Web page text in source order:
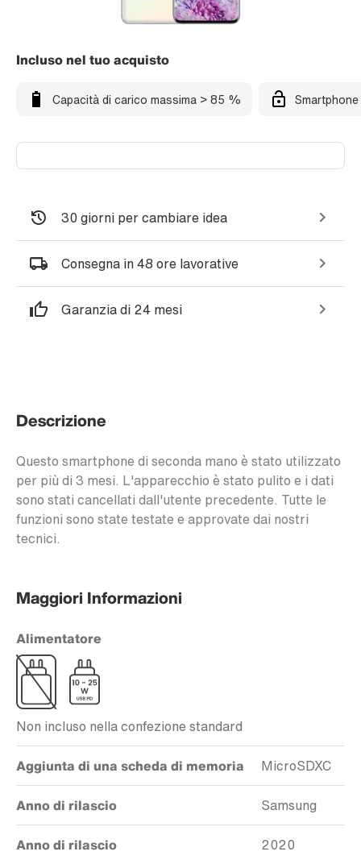
Incluso nel tuo acquisto
Capacità di carico massima > 85 %
30 giorni per cambiare idea
Consegna in 48 ore lavorative
Garanzia di 24 mesi
Descrizione
Questo smartphone di seconda mano è stato utilizzato
per più di 3 mesi. L'apparecchio è stato pulito e i dati
sono stati cancellati dall'utente precedente. Tutte le
funzioni sono state testate e approvate dai nostri
tecnici.
Maggiori Informazioni
Alimentatore
Non incluso nella confezione standard
Aggiunta di una scheda di memoria MicroSDXC
Anno di rilascio Samsung
Anno di rilascio 2020